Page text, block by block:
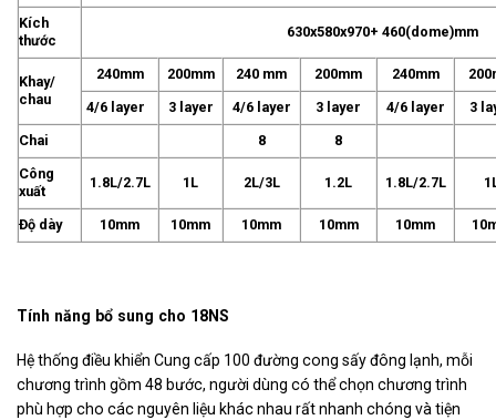
Kích
thước
630x580x970+ 460(dome)mm
Khay/
chau
240mm 200mm 240 mm 200mm 240mm
4/6 layer
3 layer 4/6 layer 3 layer 4/6 layer
3
Chai
8
8
Công
xuất
1.8L/2.7L 1L 2L/3L 1.2L 1.8L/2.7L
Độ dày 10mm 10mm 10mm 10mm 10mm
Tính năng bổ sung cho 18NS
Hệ thống điều khiển Cung cấp 100 đường cong sấy đông lạnh, mỗi
chương trình gồm 48 bước, người dùng có thể chọn chương trình
phù hợp cho các nguyên liệu khác nhau rất nhanh chóng và tiện